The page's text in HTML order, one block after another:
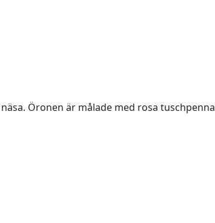
Öronen är målade med rosa tuschpenna